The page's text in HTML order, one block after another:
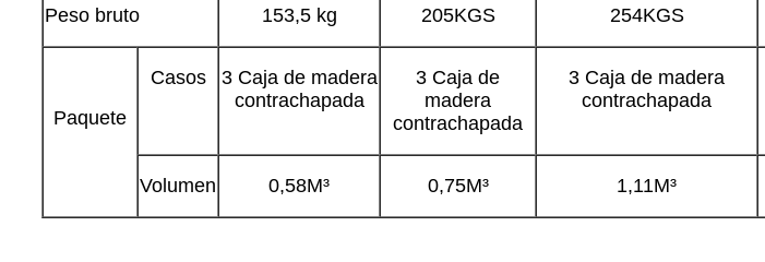
Peso bruto 153,5 kg 205KGS 254KGS
Paquete
Casos
3 Caja de madera
contrachapada
3 Caja de
madera
contrachapada
3 Caja de madera
contrachapada
Volumen 0,58M³ 0,75M³ 1,11M³